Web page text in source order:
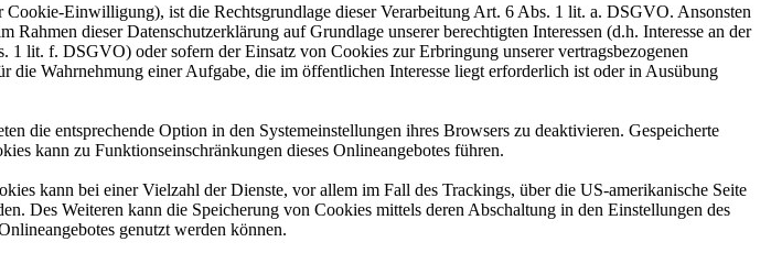
Einwilligung), ist die Rechtsgrundlage dieser Verarbeitung Art. 6 Abs. 1 lit. a. DSGVO. Ansonsten
dieser Datenschutzerklärung auf Grundlage unserer berechtigten Interessen (d.h. Interesse an der
lit. f. DSGVO) oder sofern der Einsatz von Cookies zur Erbringung unserer vertragsbezogenen
Wahrnehmung einer Aufgabe, die im öffentlichen Interesse liegt erforderlich ist oder in Ausübung
die entsprechende Option in den Systemeinstellungen ihres Browsers zu deaktivieren. Gespeicherte
kann zu Funktionseinschränkungen dieses Onlineangebotes führen.
kann bei einer Vielzahl der Dienste, vor allem im Fall des Trackings, über die US-amerikanische Seite
Des Weiteren kann die Speicherung von Cookies mittels deren Abschaltung in den Einstellungen des
genutzt werden können.